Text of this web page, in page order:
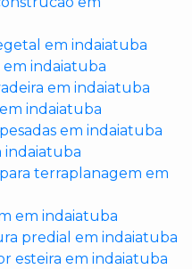
em indaiatuba
indaiatuba
em indaiatuba
indaiatuba
em indaiatuba
indaiatuba
terraplanagem em
em indaiatuba
predial em indaiatuba
esteira em indaiatuba